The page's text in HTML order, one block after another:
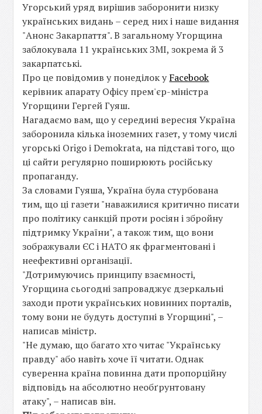
Угорський уряд вирішив заборонити низку
українських видань – серед них і наше видання
"Анонс Закарпаття". В загальному Угорщина
заблокувала 11 українських ЗМІ, зокрема й 3
закарпатські.
Про це повідомив у понеділок у Facebook
керівник апарату Офісу прем'єр-міністра
Угорщини Гергей Гуяш.
Нагадаємо вам, що у середині вересня Україна
заборонила кілька іноземних газет, у тому числі
угорські Origo і Demokrata, на підставі того, що
ці сайти регулярно поширюють російську
пропаганду.
За словами Гуяша, Україна була стурбована
тим, що ці газети "наважилися критично писати
про політику санкцій проти росіян і збройну
підтримку України", а також тим, що вони
зображували ЄС і НАТО як фрагментовані і
неефективні організації.
"Дотримуючись принципу взаємності,
Угорщина сьогодні запроваджує дзеркальні
заходи проти українських новинних порталів,
тому вони не будуть доступні в Угорщині", –
написав міністр.
"Не думаю, що багато хто читає "Українську
правду" або навіть хоче її читати. Однак
суверенна країна повинна дати пропорційну
відповідь на абсолютно необґрунтовану
атаку", – написав він.